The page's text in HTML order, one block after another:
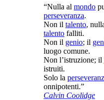
“Nulla al mondo
perseveranza.
Non il talento,
talento falliti.
Non il genio; il
luogo comune.
Non l’istruzione; il
istruiti.
Solo la
onnipotenti.”
Calvin Coolidge